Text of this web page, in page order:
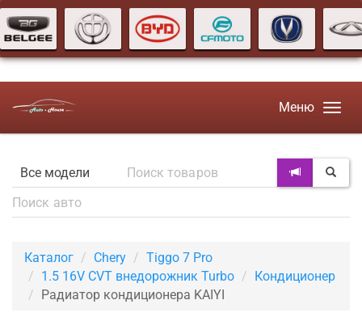
Меню
Каталог Chery
Tiggo 7 Pro
1.5 16V CVT внедорожник Turbo
Кондиционер
Радиатор кондиционера KAIYI